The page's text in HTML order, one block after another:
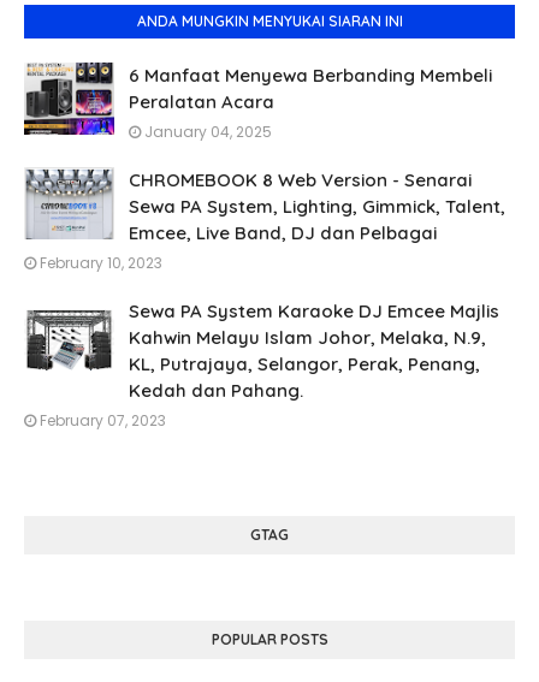
ANDA MUNGKIN MENYUKAI SIARAN INI
6 Manfaat Menyewa Berbanding Membeli
Peralatan Acara
January 04, 2025
CHROMEBOOK 8 Web Version - Senarai
Sewa PA System, Lighting, Gimmick, Talent,
Emcee, Live Band, DJ dan Pelbagai
February 10, 2023
Sewa PA System Karaoke DJ Emcee Majlis
Kahwin Melayu Islam Johor, Melaka, N.9,
KL, Putrajaya, Selangor, Perak, Penang,
Kedah dan Pahang.
February 07, 2023
GTAG
POPULAR POSTS